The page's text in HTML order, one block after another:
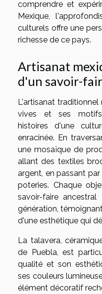
comprendre et
Mexique,
culturels offre une
richesse de ce pays.
Artisanat
d'un savoir-
L'artisanat traditionnel
vives et ses
histoires d'une
enracinée. En
une mosaïque de
allant des textiles
argent, en passant
poteries. Chaque
savoir-faire
génération,
d'une esthétique qui
La talavera,
de Puebla, est
qualité et son
ses couleurs
élément décoratif